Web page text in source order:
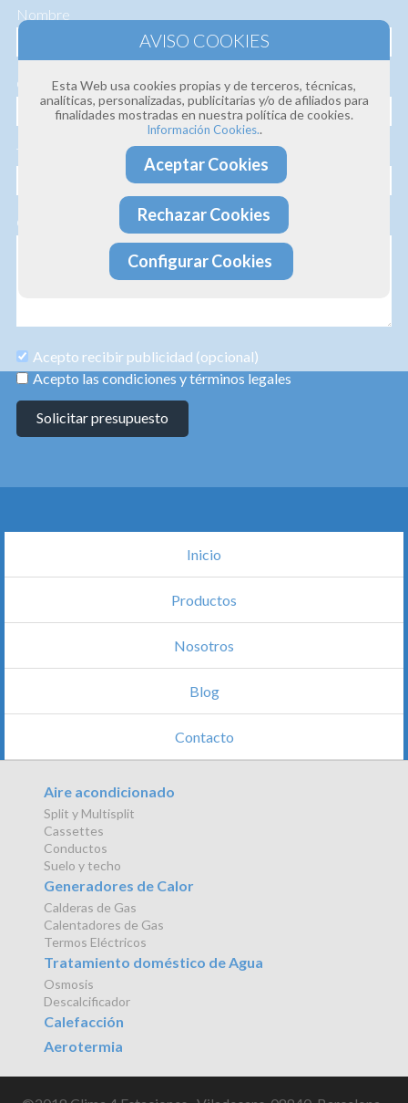
Nombre
Correo electrónico
Teléfono
Consulta
Acepto recibir publicidad (opcional)
Acepto las condiciones y términos legales
Solicitar presupuesto
Inicio
Productos
Nosotros
Blog
Contacto
Aire acondicionado
Split y Multisplit
Cassettes
Conductos
Suelo y techo
Generadores de Calor
Calderas de Gas
Calentadores de Gas
Termos Eléctricos
Tratamiento doméstico de Agua
Osmosis
Descalcificador
Calefacción
Aerotermia
Esta Web usa cookies propias y de terceros, técnicas,
analíticas, personalizadas, publicitarias y/o de afiliados para
finalidades mostradas en nuestra política de cookies.
Información Cookies..
Aceptar Cookies
Rechazar Cookies
Configurar Cookies